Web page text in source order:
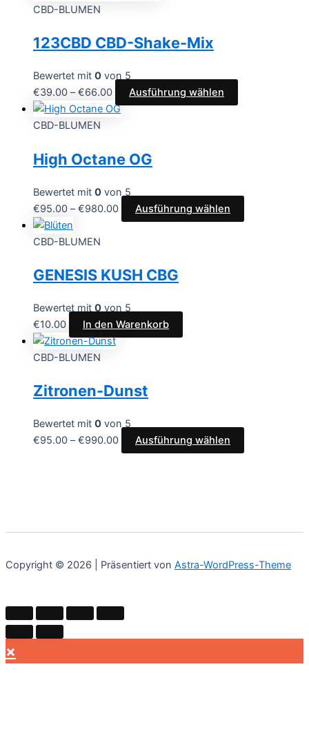
CBD-BLUMEN
123CBD CBD-Shake-Mix
Bewertet mit 0 von 5
€39.00 –€66.00 Ausführung wählen
CBD-BLUMEN
High Octane OG
Bewertet mit 0 von 5
€95.00 –€980.00 Ausführung wählen
CBD-BLUMEN
GENESIS KUSH CBG
Bewertet mit 0 von 5
€10.00 In den Warenkorb
CBD-BLUMEN
Zitronen-Dunst
Bewertet mit 0 von 5
€95.00 –€990.00 Ausführung wählen
Copyright © 2026 | Präsentiert von Astra-WordPress-Theme
×